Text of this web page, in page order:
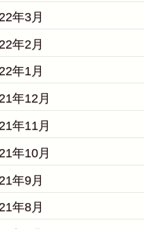
年3月
年2月
年1月
年12月
年11月
年10月
年9月
年8月